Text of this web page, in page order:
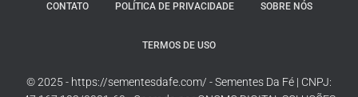
CONTATO POLÍTICA DE PRIVACIDADE SOBRE NÓS
TERMOS DE USO
© 2025 - https://sementesdafe.com/ - Sementes Da Fé | CNPJ: